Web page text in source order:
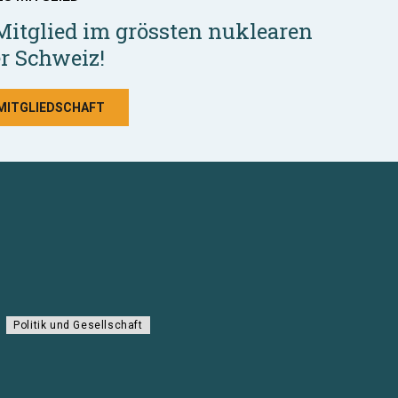
im grössten nuklearen
Schweiz!
Politik und Gesellschaft